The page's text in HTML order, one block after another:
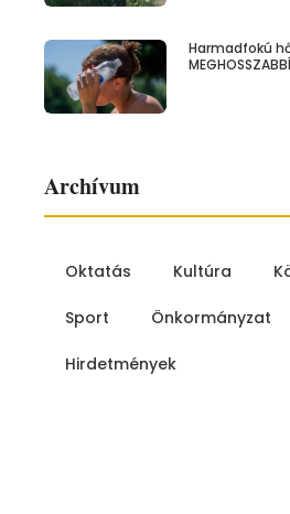
Harmadfokú
Archívum
Oktatás Kultúra
Sport Önkormányzat
Hirdetmények